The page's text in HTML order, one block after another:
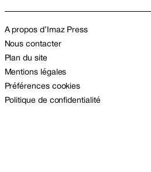
A propos d’Imaz Press
Nous contacter
Plan du site
Mentions légales
Préférences cookies
Politique de confidentialité